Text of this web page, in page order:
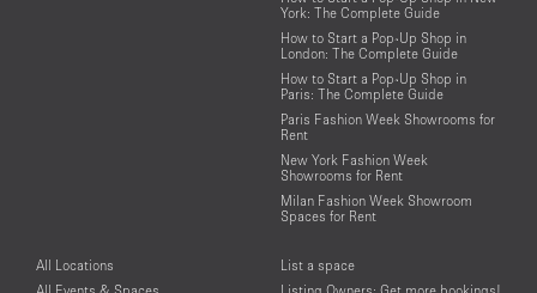
York: The Complete Guide
How to Start a Pop-Up Shop in
London: The Complete Guide
How to Start a Pop-Up Shop in
Paris: The Complete Guide
Paris Fashion Week Showrooms for
Rent
New York Fashion Week
Showrooms for Rent
Milan Fashion Week Showroom
Spaces for Rent
All Locations
All Events & Spaces
List a space
Listing Owners: Get more bookings!